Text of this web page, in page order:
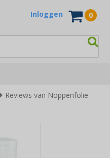
Inloggen 0
Reviews van Noppenfolie